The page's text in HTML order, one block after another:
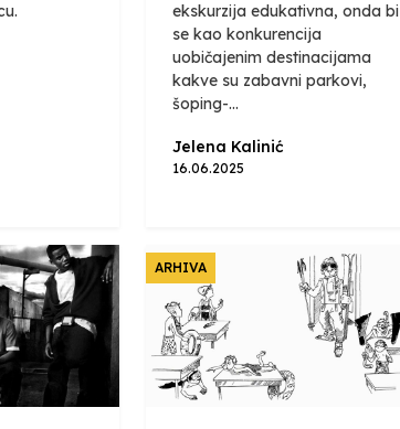
ekskurzija edukativna, onda bi
se kao konkurencija
uobičajenim destinacijama
kakve su zabavni parkovi,
šoping-...
Jelena Kalinić
16.06.2025
ARHIVA